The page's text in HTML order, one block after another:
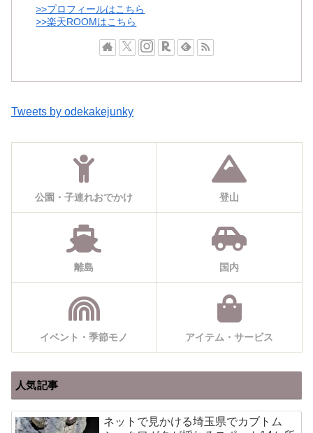
>>プロフィールはこちら
>>楽天ROOMはこちら
Tweets by odekakejunky
公園・子連れおでかけ 登山
離島 国内
イベント・季節モノ アイテム・サービス
人気記事
ネットで見かける埼玉県でカブトム